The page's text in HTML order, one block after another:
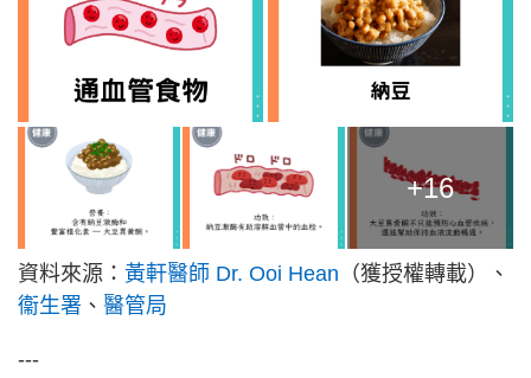
+16
資料來源： 黃軒醫師 Dr. Ooi Hean （獲授權轉載）、
衞生署 、 醫管局
---